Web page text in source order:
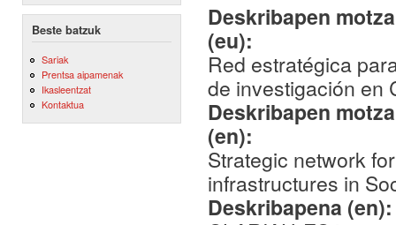
Beste batzuk
Sariak
Prentsa aipamenak
Ikasleentzat
Kontaktua
Deskribapen
(eu):
Red estratégica
de investigación en
Deskribapen
(en):
Strategic network
infrastructures in
Deskribapena